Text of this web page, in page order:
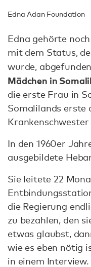
Edna Adan Foundation
Edna gehörte
mit dem Status,
wurde,
Mädchen in
die erste Frau in
Somalilands erste
In den 1960er
ausgebildete
Sie leitete 22
die Regierung
zu bezahlen, den
etwas glaubst,
wie es eben nötig
in einem